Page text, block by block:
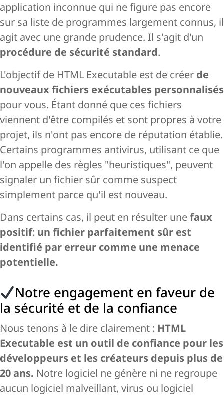
application inconnue qui ne figure pas encore
sur sa liste de programmes largement connus, il
agit avec une grande prudence. Il s'agit d'un
procédure de sécurité standard.
L'objectif de HTML Executable est de créer de
nouveaux fichiers exécutables personnalisés
pour vous. Étant donné que ces fichiers
viennent d'être compilés et sont propres à votre
projet, ils n'ont pas encore de réputation établie.
Certains programmes antivirus, utilisant ce que
l'on appelle des règles "heuristiques", peuvent
signaler un fichier sûr comme suspect
simplement parce qu'il est nouveau.
Dans certains cas, il peut en résulter unefaux
positif: un fichier parfaitement sûr est
identifié par erreur comme une menace
potentielle.
Notre engagement en faveur de
la sécurité et de la confiance
Nous tenons à le dire clairement : HTML
Executable est un outil de confiance pour les
développeurs et les créateurs depuis plus de
20 ans. Notre logiciel ne génère ni ne regroupe
aucun logiciel malveillant, virus ou logiciel